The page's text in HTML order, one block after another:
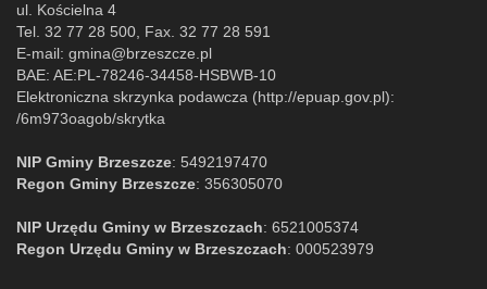
ul. Kościelna 4
Tel. 32 77 28 500, Fax. 32 77 28 591
E-mail: gmina@brzeszcze.pl
BAE: AE:PL-78246-34458-HSBWB-10
Elektroniczna skrzynka podawcza (http://epuap.gov.pl):
/6m973oagob/skrytka
NIP Gminy Brzeszcze: 5492197470
Regon Gminy Brzeszcze: 356305070
NIP Urzędu Gminy w Brzeszczach: 6521005374
Regon Urzędu Gminy w Brzeszczach: 000523979